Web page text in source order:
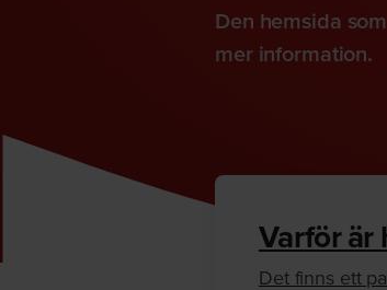
Den hemsida
mer information.
Varför är
Det finns ett